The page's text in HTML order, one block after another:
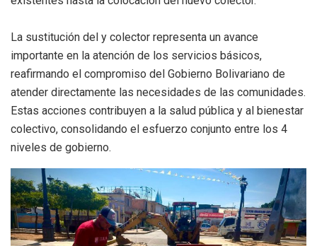
La sustitución del y colector representa un avance
importante en la atención de los servicios básicos,
reafirmando el compromiso del Gobierno Bolivariano de
atender directamente las necesidades de las comunidades.
Estas acciones contribuyen a la salud pública y al bienestar
colectivo, consolidando el esfuerzo conjunto entre los 4
niveles de gobierno.